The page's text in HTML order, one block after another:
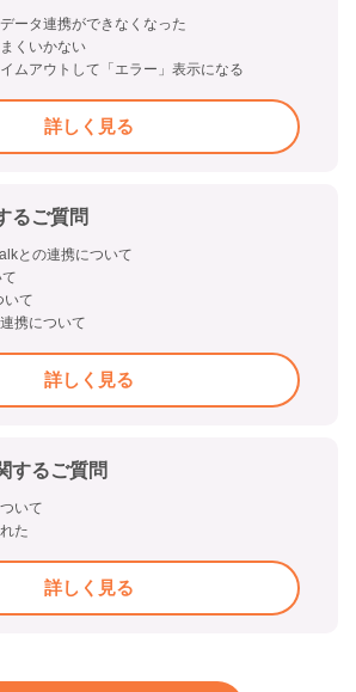
ータ連携ができなくなった
くいかない
ムアウトして「エラー」表示になる
詳しく見る
るご質問
との連携について
いて
携について
詳しく見る
するご質問
いて
た
詳しく見る